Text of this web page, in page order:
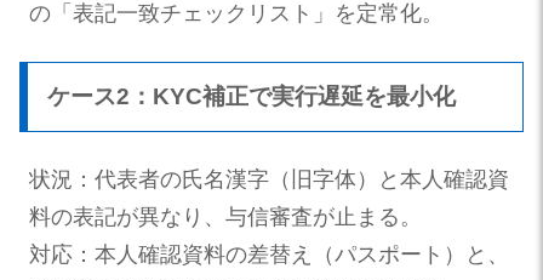
の「表記一致チェックリスト」を定常化。
ケース2：KYC補正で実行遅延を最小化
状況：代表者の氏名漢字（旧字体）と本人確認資
料の表記が異なり、与信審査が止まる。
対応：本人確認資料の差替え（パスポート）と、